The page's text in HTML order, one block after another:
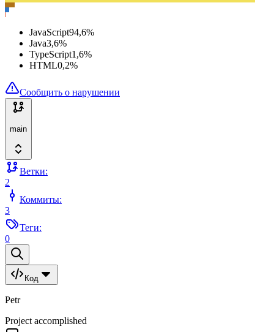
JavaScript94,6%
Java3,6%
TypeScript1,6%
HTML0,2%
Сообщить о нарушении
main
Ветки:
2
Коммиты:
3
Теги:
0
Код
Petr
Project accomplished